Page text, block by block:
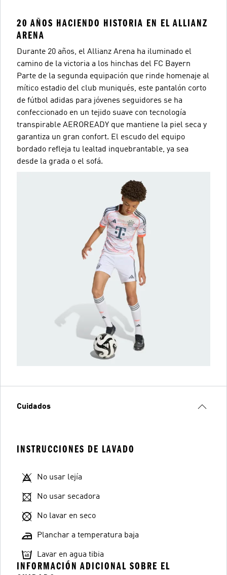
20 AÑOS HACIENDO HISTORIA EN EL ALLIANZ
ARENA
Durante 20 años, el Allianz Arena ha iluminado el
camino de la victoria a los hinchas del FC Bayern
Parte de la segunda equipación que rinde homenaje al
mítico estadio del club muniqués, este pantalón corto
de fútbol adidas para jóvenes seguidores se ha
confeccionado en un tejido suave con tecnología
transpirable AEROREADY que mantiene la piel seca y
garantiza un gran confort. El escudo del equipo
bordado refleja tu lealtad inquebrantable, ya sea
desde la grada o el sofá.
Cuidados
INSTRUCCIONES DE LAVADO
No usar lejía
No usar secadora
No lavar en seco
Planchar a temperatura baja
Lavar en agua tibia
INFORMACIÓN ADICIONAL SOBRE EL